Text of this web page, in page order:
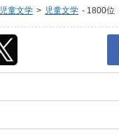
児童文学 > 児童文学 - 1800位